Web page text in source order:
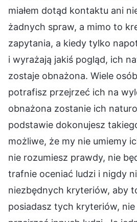
miałem dotąd kontaktu ani
żadnych spraw, a mimo to
zapytania, a kiedy tylko
i wyrażają jakiś pogląd, ich
zostaje obnażona. Wiele
potrafisz przejrzeć ich na
obnażona zostanie ich
podstawie dokonujesz
możliwe, że my nie umiemy
nie rozumiesz prawdy, nie
trafnie oceniać ludzi i nigdy
niezbędnych kryteriów, aby
posiadasz tych kryteriów,